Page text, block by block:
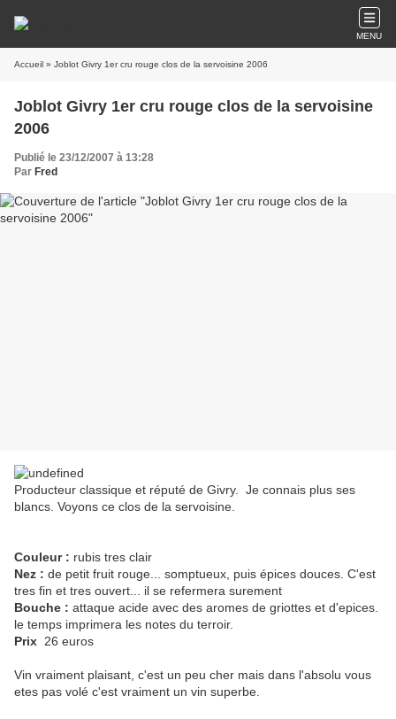
MENU
Accueil » Joblot Givry 1er cru rouge clos de la servoisine 2006
Joblot Givry 1er cru rouge clos de la servoisine
2006
Publié le 23/12/2007 à 13:28
Par Fred
Producteur classique et réputé de Givry. Je connais plus ses
blancs. Voyons ce clos de la servoisine.
Couleur : rubis tres clair
Nez : de petit fruit rouge... somptueux, puis épices douces. C'est
tres fin et tres ouvert... il se refermera surement
Bouche : attaque acide avec des aromes de griottes et d'epices.
le temps imprimera les notes du terroir.
Prix 26 euros
Vin vraiment plaisant, c'est un peu cher mais dans l'absolu vous
etes pas volé c'est vraiment un vin superbe.